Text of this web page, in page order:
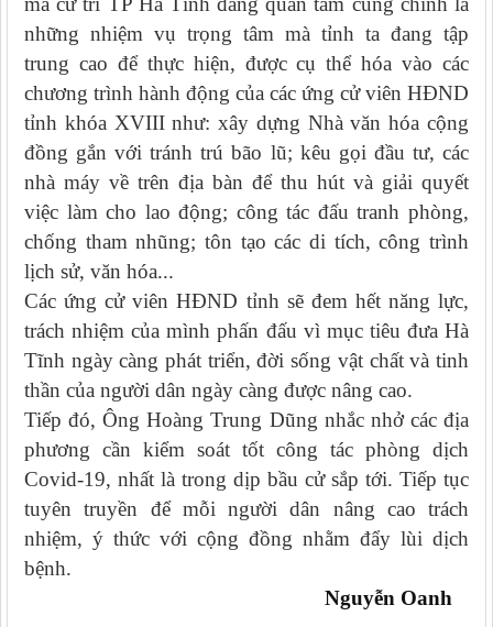
những nhiệm vụ trọng tâm mà tỉnh ta đang tập
trung cao để thực hiện, được cụ thể hóa vào các
chương trình hành động của các ứng cử viên HĐND
tỉnh khóa XVIII như: xây dựng Nhà văn hóa cộng
đồng gắn với tránh trú bão lũ; kêu gọi đầu tư, các
nhà máy về trên địa bàn để thu hút và giải quyết
việc làm cho lao động; công tác đấu tranh phòng,
chống tham nhũng; tôn tạo các di tích, công trình
lịch sử, văn hóa...
Các ứng cử viên HĐND tỉnh sẽ đem hết năng lực,
trách nhiệm của mình phấn đấu vì mục tiêu đưa Hà
Tĩnh ngày càng phát triển, đời sống vật chất và tinh
thần của người dân ngày càng được nâng cao.
Tiếp đó, Ông Hoàng Trung Dũng nhắc nhở các địa
phương cần kiểm soát tốt công tác phòng dịch
Covid-19, nhất là trong dịp bầu cử sắp tới. Tiếp tục
tuyên truyền để mỗi người dân nâng cao trách
nhiệm, ý thức với cộng đồng nhằm đẩy lùi dịch
bệnh.
Nguyễn Oanh